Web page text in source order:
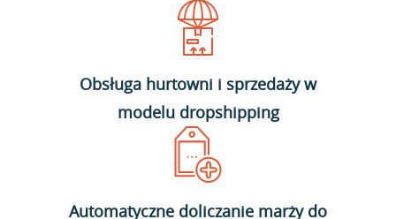
Obsługa hurtowni i sprzedaży w
modelu dropshipping
Automatyczne doliczanie marży do